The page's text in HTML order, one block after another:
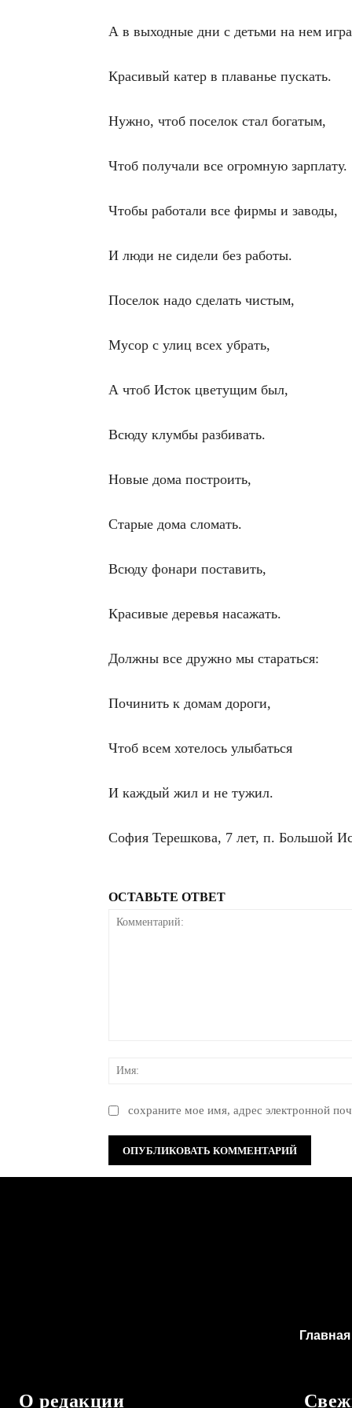
А в выходные дни с детьми на нем
Красивый катер в плаванье пускать.
Нужно, чтоб поселок стал богатым,
Чтоб получали все огромную зарплату.
Чтобы работали все фирмы и заводы,
И люди не сидели без работы.
Поселок надо сделать чистым,
Мусор с улиц всех убрать,
А чтоб Исток цветущим был,
Всюду клумбы разбивать.
Новые дома построить,
Старые дома сломать.
Всюду фонари поставить,
Красивые деревья насажать.
Должны все дружно мы стараться:
Починить к домам дороги,
Чтоб всем хотелось улыбаться
И каждый жил и не тужил.
София Терешкова, 7 лет, п. Большой
ОСТАВЬТЕ ОТВЕТ
сохраните мое имя, адрес электронной
Главная
О редакции